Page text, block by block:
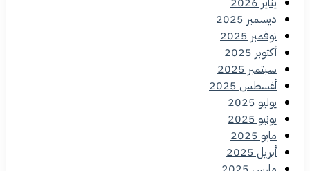
ديسمبر 2025
نوفمبر 2025
أكتوبر 2025
سبتمبر 2025
أغسطس 2025
يوليو 2025
يونيو 2025
مايو 2025
أبريل 2025